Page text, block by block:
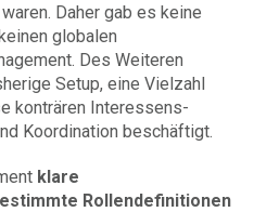
Daher gab es keine
globalen
Des Weiteren
Setup, eine Vielzahl
konträren Interessens­
Koordination beschäftigt.
klare
Rollendefinitionen